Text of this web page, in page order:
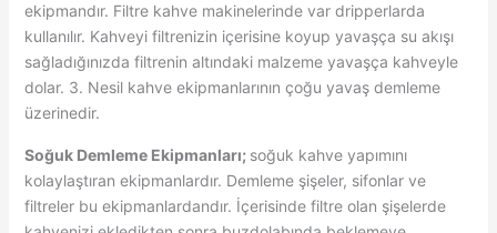
ekipmandır. Filtre kahve makinelerinde var dripperlarda
kullanılır. Kahveyi filtrenizin içerisine koyup yavaşça su akışı
sağladığınızda filtrenin altındaki malzeme yavaşça kahveyle
dolar. 3. Nesil kahve ekipmanlarının çoğu yavaş demleme
üzerinedir.
Soğuk Demleme Ekipmanları; soğuk kahve yapımını
kolaylaştıran ekipmanlardır. Demleme şişeler, sifonlar ve
filtreler bu ekipmanlardandır. İçerisinde filtre olan şişelerde